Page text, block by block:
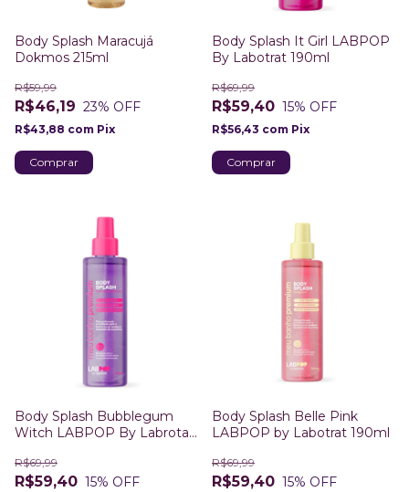
Body Splash Maracujá
Dokmos 215ml
R$46,19
R$59,99
23% OFF
R$43,88 com Pix
Body Splash It Girl LABPOP
By Labotrat 190ml
R$59,40
R$69,99
15% OFF
R$56,43 com Pix
Body Splash Bubblegum
Witch LABPOP By Labrotat
R$59,40
R$69,99
15% OFF
Body Splash Belle Pink
LABPOP by Labotrat 190ml
R$59,40
R$69,99
15% OFF